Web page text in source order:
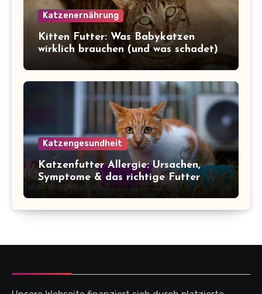
Katzenernährung
Kitten Futter: Was Babykatzen
wirklich brauchen (und was schadet)
Katzengesundheit
Katzenfutter Allergie: Ursachen,
Symptome & das richtige Futter